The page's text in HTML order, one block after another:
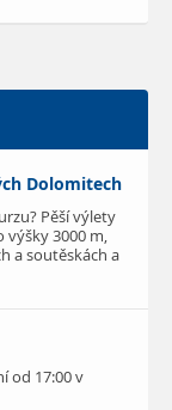
Dolomitech
Pěší výlety
výšky 3000 m,
a soutěskách a
od 17:00 v